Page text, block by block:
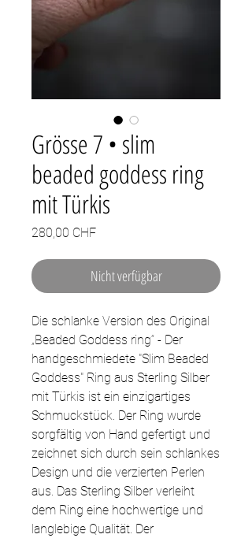
Grösse 7 • slim
beaded goddess ring
mit Türkis
280,00 CHFPreis
Nicht verfügbar
Die schlanke Version des Original
„Beaded Goddess ring“ - Der
handgeschmiedete "Slim Beaded
Goddess" Ring aus Sterling Silber
mit Türkis ist ein einzigartiges
Schmuckstück. Der Ring wurde
sorgfältig von Hand gefertigt und
zeichnet sich durch sein schlankes
Design und die verzierten Perlen
aus. Das Sterling Silber verleiht
dem Ring eine hochwertige und
langlebige Qualität. Der